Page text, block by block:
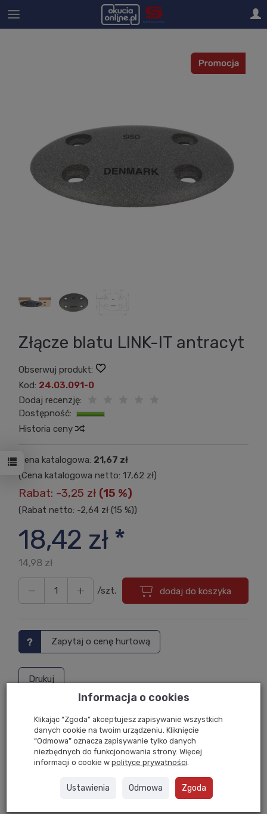
Złącze blatu LINK-IT antracyt
Obserwuj produkt:
Kod: 24.03.091-0
Dodaj recenzję:
Dostępność:
Historia ceny
Cena katalogowa: 21,67 zł
(Cena katalogowa netto: 17,62 zł)
Rabat: -3,25 zł (15 %)
(Rabat netto: -2,64 zł (15 %))
18,42 zł *
14,98 zł
/szt. dodaj do koszyka
Zapytaj o cenę hurtową
Drukuj
w 24h Przez 1 rok Do 14 dni
Złącze blatu LINK-IT antracyt
Informacja o cookies
Klikając “Zgoda” akceptujesz zapisywanie wszystkich
danych cookie na twoim urządzeniu. Kliknięcie
“Odmowa” oznacza zapisywanie tylko danych
niezbędnych do funkcjonowania strony. Więcej
informacji o cookie w polityce prywatności
Ustawienia Odmowa Zgoda